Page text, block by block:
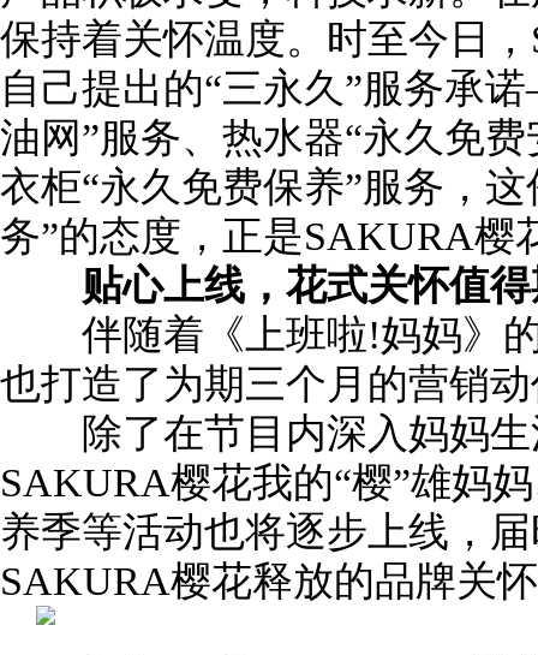
保持着关怀温度。时至今日
自己提出的“三永久”服务承
油网”服务、热水器“永久免
衣柜“永久免费保养”服务，
务”的态度，正是SAKURA樱
贴心上线，花式关怀值
伴随着《上班啦!妈妈》的
也打造了为期三个月的营销
除了在节目内深入妈妈生
SAKURA樱花我的“樱”雄妈
养季等活动也将逐步上线，
SAKURA樱花释放的品牌关